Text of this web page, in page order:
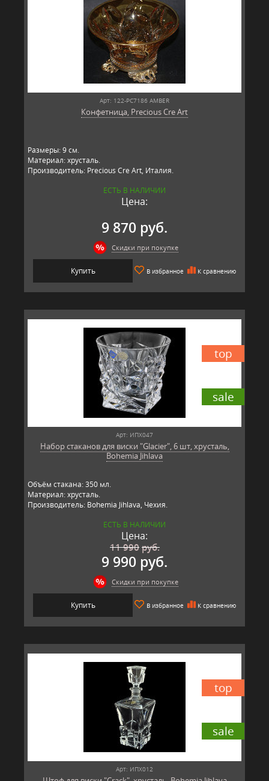
Арт: 122-PC7186 AMBER
Конфетница, Precious Cre Art
Размеры: 9 см.
Материал: хрусталь.
Производитель: Precious Cre Art, Италия.
ЕСТЬ В НАЛИЧИИ
Цена:
9 870 руб.
Скидки при покупке
Купить В избранное К сравнению
sale
top
Арт: ИПХ047
Набор стаканов для виски "Glacier", 6 шт, хрусталь,
Bohemia Jihlava
Объём стакана: 350 мл.
Материал: хрусталь.
Производитель: Bohemia Jihlava, Чехия.
ЕСТЬ В НАЛИЧИИ
Цена:
11 990 руб.
9 990 руб.
Скидки при покупке
Купить В избранное К сравнению
sale
top
Арт: ИПХ012